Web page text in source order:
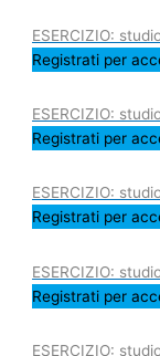
ESERCIZIO:
Registrati per
ESERCIZIO:
Registrati per
ESERCIZIO:
Registrati per
ESERCIZIO:
Registrati per
ESERCIZIO: